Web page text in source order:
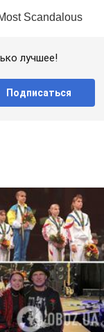
лучшее!
Подписаться